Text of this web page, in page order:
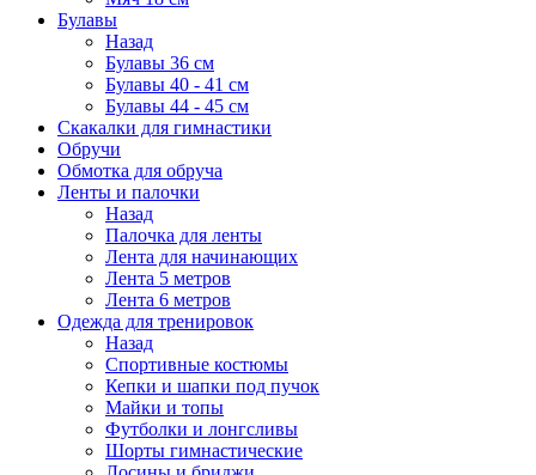
Булавы
Назад
Булавы 36 см
Булавы 40 - 41 см
Булавы 44 - 45 см
Скакалки для гимнастики
Обручи
Обмотка для обруча
Ленты и палочки
Назад
Палочка для ленты
Лента для начинающих
Лента 5 метров
Лента 6 метров
Одежда для тренировок
Назад
Спортивные костюмы
Кепки и шапки под пучок
Майки и топы
Футболки и лонгсливы
Шорты гимнастические